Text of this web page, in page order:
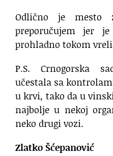
Odlično je mesto
preporučujem jer
prohladno tokom
P.S. Crnogorska
učestala sa
u krvi, tako da u
najbolje u nekoj
neko drugi vozi.
Zlatko Šćepanović